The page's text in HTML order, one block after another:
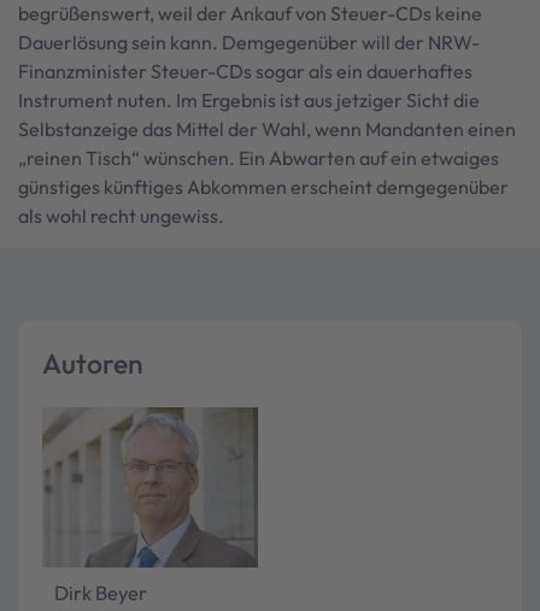
begrüßenswert, weil der Ankauf von Steuer-CDs keine
Dauerlösung sein kann. Demgegenüber will der NRW-
Finanzminister Steuer-CDs sogar als ein dauerhaftes
Instrument nuten. Im Ergebnis ist aus jetziger Sicht die
Selbstanzeige das Mittel der Wahl, wenn Mandanten einen
„reinen Tisch“ wünschen. Ein Abwarten auf ein etwaiges
günstiges künftiges Abkommen erscheint demgegenüber
als wohl recht ungewiss.
Autoren
Dirk Beyer